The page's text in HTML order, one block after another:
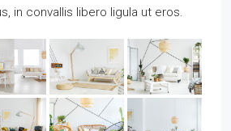
in convallis libero ligula ut eros.